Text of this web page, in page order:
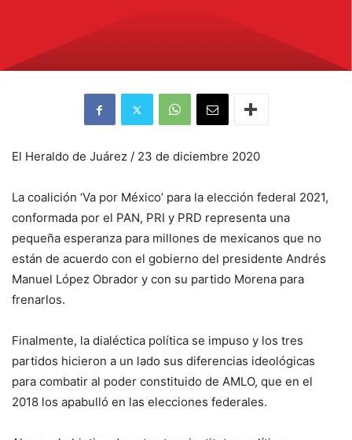
El Heraldo de Juárez / 23 de diciembre 2020
La coalición ‘Va por México’ para la elección federal 2021,
conformada por el PAN, PRI y PRD representa una
pequeña esperanza para millones de mexicanos que no
están de acuerdo con el gobierno del presidente Andrés
Manuel López Obrador y con su partido Morena para
frenarlos.
Finalmente, la dialéctica política se impuso y los tres
partidos hicieron a un lado sus diferencias ideológicas
para combatir al poder constituido de AMLO, que en el
2018 los apabulló en las elecciones federales.